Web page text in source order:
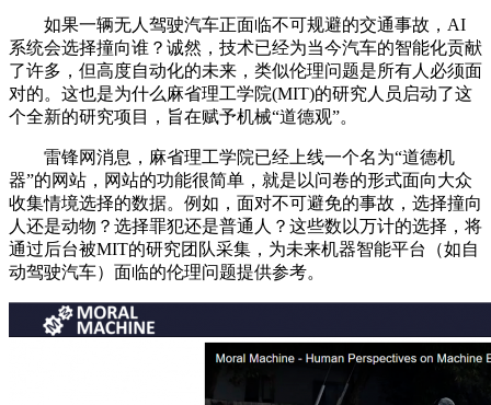
如果一辆无人驾驶汽车正面临不可规避的交通事故，AI
系统会选择撞向谁？诚然，技术已经为当今汽车的智能化贡献
了许多，但高度自动化的未来，类似伦理问题是所有人必须面
对的。这也是为什么麻省理工学院(MIT)的研究人员启动了这
个全新的研究项目，旨在赋予机械“道德观”。
雷锋网消息，麻省理工学院已经上线一个名为“道德机
器”的网站，网站的功能很简单，就是以问卷的形式面向大众
收集情境选择的数据。例如，面对不可避免的事故，选择撞向
人还是动物？选择罪犯还是普通人？这些数以万计的选择，将
通过后台被MIT的研究团队采集，为未来机器智能平台（如自
动驾驶汽车）面临的伦理问题提供参考。